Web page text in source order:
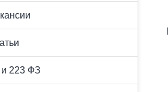
223 ФЗ